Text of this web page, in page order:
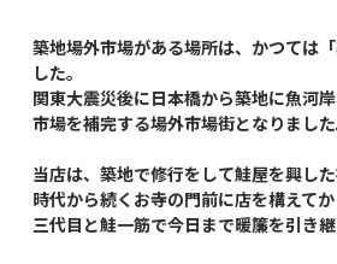
築地場外市場がある場所は、かつては
した。
関東大震災後に日本橋から築地に魚河岸
市場を補完する場外市場街となりました
当店は、築地で修行をして鮭屋を興し
時代から続くお寺の門前に店を構えてか
三代目と鮭一筋で今日まで暖簾を引き継